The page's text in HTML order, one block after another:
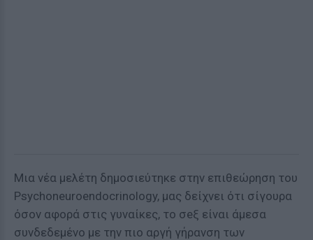
Μια νέα μελέτη δημοσιεύτηκε στην επιθεώρηση του
Psychoneuroendocrinology, μας δείχνει ότι σίγουρα
όσον αφορά στις γυναίκες, το σeξ είναι άμεσα
συνδεδεμένο με την πιο αργή γήρανση των